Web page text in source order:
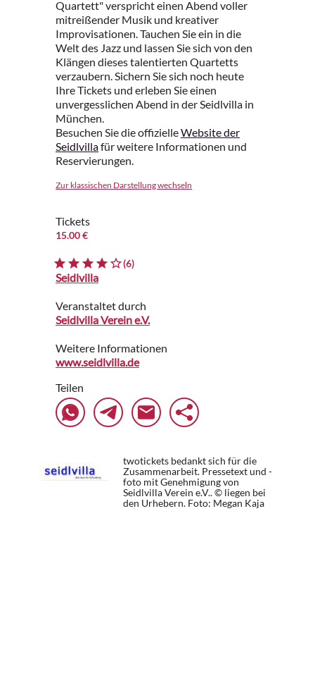
Quartett" verspricht einen Abend voller
mitreißender Musik und kreativer
Improvisationen. Tauchen Sie ein in die
Welt des Jazz und lassen Sie sich von den
Klängen dieses talentierten Quartetts
verzaubern. Sichern Sie sich noch heute
Ihre Tickets und erleben Sie einen
unvergesslichen Abend in der Seidlvilla in
München.
Besuchen Sie die offizielleWebsite der
Seidlvillafür weitere Informationen und
Reservierungen.
Zur klassischen Darstellung wechseln
Tickets
15.00 €
(6)
Seidlvilla
Veranstaltet durch
Seidlvilla Verein e.V.
Weitere Informationen
www.seidlvilla.de
Teilen
twotickets bedankt sich für die
Zusammenarbeit. Pressetext und -
foto mit Genehmigung von
Seidlvilla Verein e.V.. © liegen bei
den Urhebern. Foto: Megan Kaja